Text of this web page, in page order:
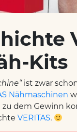
Kits
ist zwar
Nähmaschinen
zu dem Gewinn
VERITAS.